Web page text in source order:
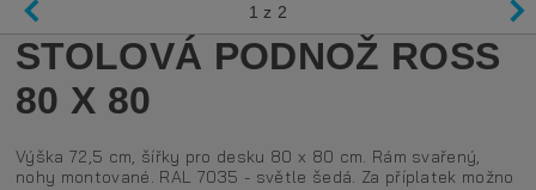
1 z 2
STOLOVÁ PODNOŽ ROSS
80 X 80
Výška 72,5 cm, šířky pro desku 80 x 80 cm. Rám svařený,
nohy montované. RAL 7035 - světle šedá. Za příplatek možno